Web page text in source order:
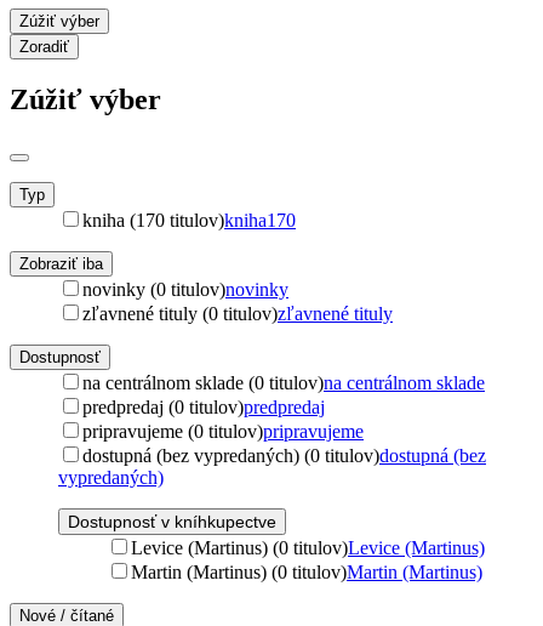
Zúžiť výber
Zoradiť
Zúžiť výber
Typ
kniha (170 titulov)kniha170
Zobraziť iba
novinky (0 titulov)novinky
zľavnené tituly (0 titulov)zľavnené tituly
Dostupnosť
na centrálnom sklade (0 titulov)na centrálnom sklade
predpredaj (0 titulov)predpredaj
pripravujeme (0 titulov)pripravujeme
dostupná (bez vypredaných) (0 titulov)dostupná (bez
vypredaných)
Dostupnosť v kníhkupectve
Levice (Martinus) (0 titulov)Levice (Martinus)
Martin (Martinus) (0 titulov)Martin (Martinus)
Nové / čítané